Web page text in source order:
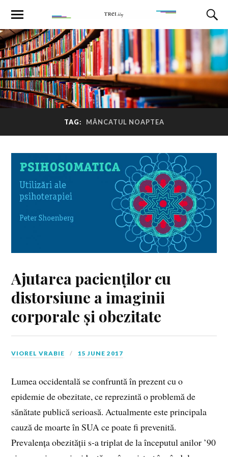
TAG: MÂNCATUL NOAPTEA
Ajutarea pacienților cu
distorsiune a imaginii
corporale și obezitate
VIOREL VRABIE 15 JUNE 2017
Lumea occidentală se confruntă în prezent cu o
epidemie de obezitate, ce reprezintă o problemă de
sănătate publică serioasă. Actualmente este principala
cauză de moarte în SUA ce poate fi prevenită.
Prevalența obezității s‑a triplat de la începutul anilor ’90